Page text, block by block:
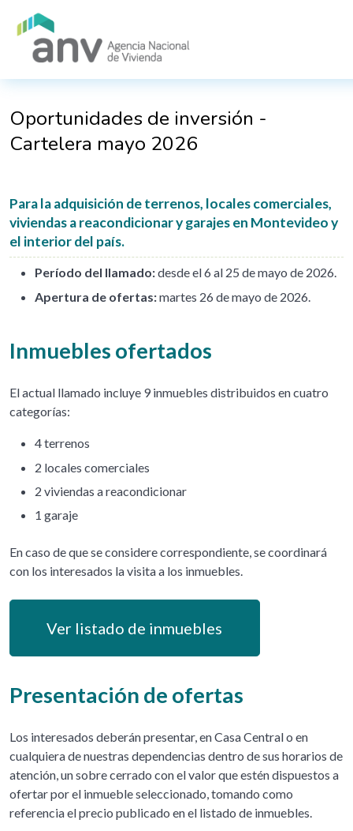
Oportunidades de inversión -
Cartelera mayo 2026
Para la adquisición de terrenos, locales comerciales,
viviendas a reacondicionar y garajes en Montevideo y
el interior del país.
Período del llamado:desde el 6 al 25 de mayo de 2026.
Apertura de ofertas:martes 26 de mayo de 2026.
Inmuebles ofertados
El actual llamado incluye 9 inmuebles distribuidos en cuatro
categorías:
4 terrenos
2 locales comerciales
2 viviendas a reacondicionar
1 garaje
En caso de que se considere correspondiente, se coordinará
con los interesados la visita a los inmuebles.
Ver listado de inmuebles
Presentación de ofertas
Los interesados deberán presentar, en Casa Central o en
cualquiera de nuestras dependencias dentro de sus horarios de
atención, un sobre cerrado con el valor que estén dispuestos a
ofertar por el inmueble seleccionado, tomando como
referencia el precio publicado en el listado de inmuebles.